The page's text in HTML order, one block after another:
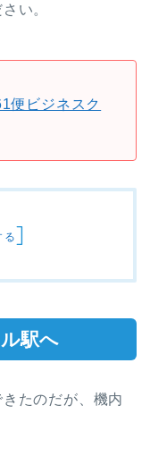
い。
便ビジネスク
る]
駅へ
たのだが、機内